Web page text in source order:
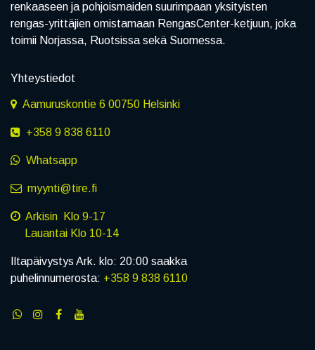
renkaaseen ja pohjoismaiden suurimpaan yksityisten
rengas-yrittäjien omistamaan RengasCenter-ketjuun, joka
toimii Norjassa, Ruotsissa sekä Suomessa.
Yhteystiedot
Aamuruskontie 6 00750 Helsinki
+358 9 838 6110
Whatsapp
myynti@tire.fi
Arkisin Klo 9-17
Lauantai Klo 10-14
Iltapäivystys Ark. klo: 20:00 saakka
puhelinnumerosta: +358 9 838 6110